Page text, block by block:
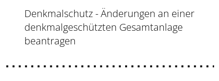
Denkmalschutz - Änderungen an einer
denkmalgeschützten Gesamtanlage
beantragen